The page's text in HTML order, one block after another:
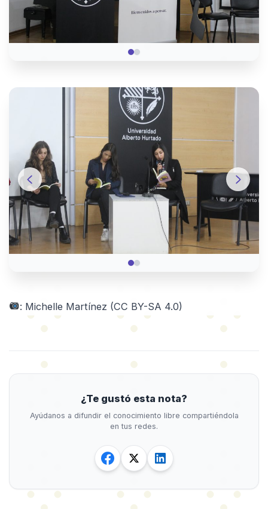
: Michelle Martínez (CC BY-SA 4.0)
¿Te gustó esta nota?
Ayúdanos a difundir el conocimiento libre compartiéndola
en tus redes.